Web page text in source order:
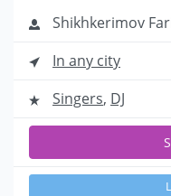
Shikhkerimov
In any city
Singers, DJ